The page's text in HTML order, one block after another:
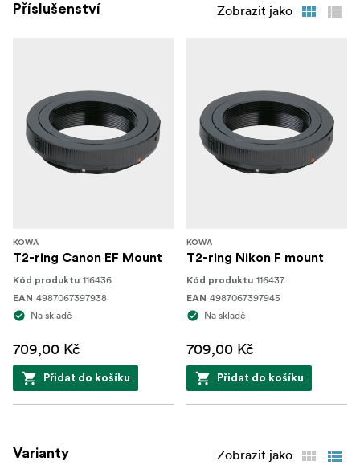
Příslušenství Zobrazit jako
KOWA
T2-ring Canon EF Mount
Kód produktu 116436
EAN 4987067397938
Na skladě
709,00 Kč
Přidat do košíku
KOWA
T2-ring Nikon F mount
Kód produktu 116437
EAN 4987067397945
Na skladě
709,00 Kč
Přidat do košíku
Varianty Zobrazit jako